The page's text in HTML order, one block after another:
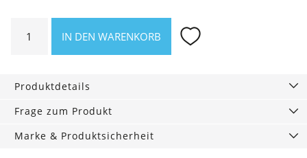
Sportcap
Sportverschluss
IN DEN WARENKORB
Produktdetails
Frage zum Produkt
Marke & Produktsicherheit